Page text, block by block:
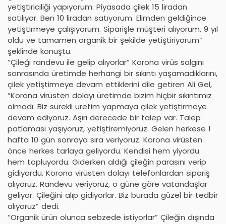
yetiştiriciliği yapıyorum. Piyasada çilek 15 liradan
satılıyor. Ben 10 liradan satıyorum. Elimden geldiğince
yetiştirmeye çalışıyorum. Siparişle müşteri alıyorum. 9 yıl
oldu ve tamamen organik bir şekilde yetiştiriyorum”
şeklinde konuştu.
“Çileği randevu ile gelip alıyorlar” Korona virüs salgını
sonrasında üretimde herhangi bir sıkıntı yaşamadıklarını,
çilek yetiştirmeye devam ettiklerini dile getiren Ali Gel,
“Korona virüsten dolayı üretimde bizim hiçbir sıkıntımız
olmadı. Biz sürekli üretim yapmaya çilek yetiştirmeye
devam ediyoruz. Aşırı derecede bir talep var. Talep
patlaması yaşıyoruz, yetiştiremiyoruz. Gelen herkese 1
hafta 10 gün sonraya sıra veriyoruz. Korona virüsten
önce herkes tarlaya geliyordu. Kendisi hem yiyordu
hem topluyordu. Giderken aldığı çileğin parasını verip
gidiyordu. Korona virüsten dolayı telefonlardan sipariş
alıyoruz. Randevu veriyoruz, o güne göre vatandaşlar
geliyor. Çileğini alıp gidiyorlar. Biz burada güzel bir tedbir
alıyoruz” dedi.
“Organik ürün olunca sebzede istiyorlar” Çileğin dışında